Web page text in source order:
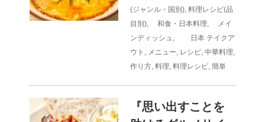
(ジャンル・国別), 料理レシピ(品
目別), 和食・日本料理,
メイ
ンディッシュ , 日本 テイクア
ウト , メニュー, レシピ, 中華料理,
作り方, 料理, 料理レシピ, 簡単
『思い出すことを